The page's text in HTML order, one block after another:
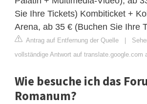
Sie Ihre Tickets) Kombiticket +
Arena, ab 35 € (Buchen Sie Ihre
Antrag auf Entfernung der Quelle |
vollständige Antwort auf translate.google.com
Wie besuche ich das
Romanum?